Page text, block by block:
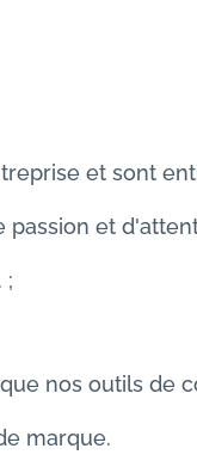
et sont
et
;
nos outils de
marque.